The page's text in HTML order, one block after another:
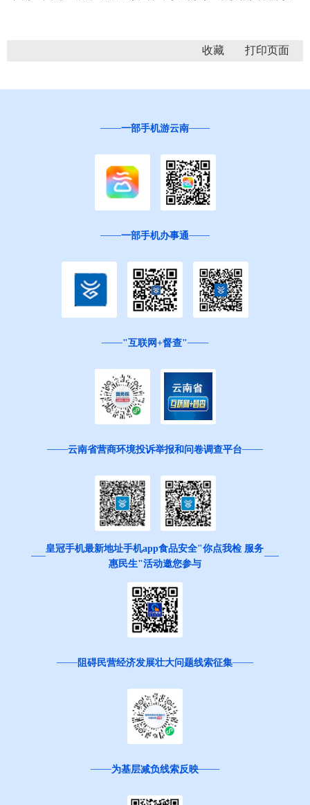
收藏
一部手机游云南
一部手机办事通
"互联网+督查"
云南省营商环境投诉举报和问卷调查平台
皇冠手机最新地址手机app食品安全"你点我检 服务
惠民生"活动邀您参与
阻碍民营经济发展壮大问题线索征集
为基层减负线索反映